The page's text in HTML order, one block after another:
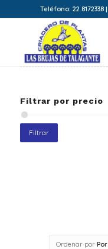
Teléfono: 22
Ordenar por
Filtrar por precio
Filtrar